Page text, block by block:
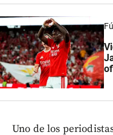
Uno de los